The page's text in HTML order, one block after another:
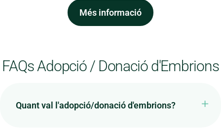
Més informació
FAQs Adopció / Donació d'Embrions
Quant val l'adopció/donació d'embrions?